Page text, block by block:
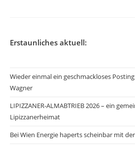
Erstaunliches aktuell:
Wieder einmal ein geschmackloses
Wagner
LIPIZZANER-ALMABTRIEB 2026 – ein
Lipizzanerheimat
Bei Wien Energie haperts scheinbar mit